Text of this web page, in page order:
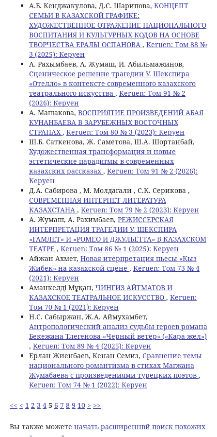
А.Б. Кенджакулова, Д.С. Шарипова, КОНЦЕПТ
СЕМЬИ В КАЗАХСКОЙ ГРАФИКЕ:
ХУДОЖЕСТВЕННОЕ ОТРАЖЕНИЕ НАЦИОНАЛЬНОГО
ВОСПИТАНИЯ И КУЛЬТУРНЫХ КОДОВ НА ОСНОВЕ
ТВОРЧЕСТВА ЕРАЛЫ ОСПАНОВА , Keruen: Том 88 №
3 (2025): Керуен
А. Рахымбаев, А. Жумаш, И. Абильмажинов,
Сценическое решение трагедии У. Шекспира
«Отелло» в контексте современного казахского
театрального искусства , Keruen: Том 91 № 2
(2026): Керуен
A. Maшакова, ВОСПРИЯТИЕ ПРОИЗВЕДЕНИЙ АБАЯ
КУНАНБАЕВА В ЗАРУБЕЖНЫХ ВОСТОЧНЫХ
СТРАНАХ , Keruen: Том 80 № 3 (2023): Керуен
Ш.Б. Саткенова, Ж. Саметова, Ш.А. Шортанбай,
Художественная трансформация и новые
эстетические парадигмы в современных
казахских рассказах , Keruen: Том 91 № 2 (2026):
Керуен
Д.А. Сабирова , М. Молдагали , С.К. Серикова ,
СОВРЕМЕННАЯ ИНТЕРНЕТ ЛИТЕРАТУРА
КАЗАХСТАНА , Keruen: Том 79 № 2 (2023): Керуен
А. Жумаш, А. Рахимбаев, РЕЖИССЕРСКАЯ
ИНТЕРПРЕТАЦИЯ ТРАГЕДИИ У. ШЕКСПИРА
«ГАМЛЕТ» И «РОМЕО И ДЖУЛЬЕТТА» В КАЗАХСКОМ
ТЕАТРЕ , Keruen: Том 86 № 1 (2025): Керуен
Айжан Ахмет, Новая итерпретация пьесы «Кыз
Жибек» на казахской сцене , Keruen: Том 73 № 4
(2021): Керуен
Аманкелді Мұқан, ЧИНГИЗ АЙТМАТОВ И
КАЗАХСКОЕ ТЕАТРАЛЬНОЕ ИСКУССТВО , Keruen:
Том 70 № 1 (2021): Керуен
Н.С. Сабыржан, Ж.А. Аймухамбет,
Антропологический анализ судьбы героев романа
Бекежана Тлегенова «Черный ветер» («Кара жел»)
, Keruen: Том 89 № 4 (2025): Керуен
Ерлан Жиенбаев, Кенан Семиз, Сравнение темы
национального романтизма в стихах Магжана
Жумабаева с произведениями турецких поэтов ,
Keruen: Том 74 № 1 (2022): Керуен
<< < 1 2 3 4 5 6 7 8 9 10 > >>
Вы также можете начать расширеннвй поиск похожих